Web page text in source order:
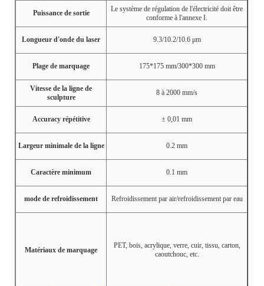
Puissance de sortie
Le système de régulation de l'électricité doit être
conforme à l'annexe I.
Longueur d'onde du laser 9.3/10.2/10.6 μm
Plage de marquage 175*175 mm/300*300 mm
Vitesse de la ligne de
sculpture
8 à 2000 mm/s
Accuracy répétitive ± 0,01 mm
Largeur minimale de la ligne 0.2 mm
Caractère minimum 0.1 mm
mode de refroidissement Refroidissement par air/refroidissement par eau
Matériaux de marquage
PET, bois, acrylique, verre, cuir, tissu, carton,
caoutchouc, etc.